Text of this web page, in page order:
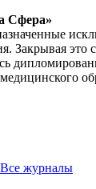
Сфера»
Закрывая
Все журналы